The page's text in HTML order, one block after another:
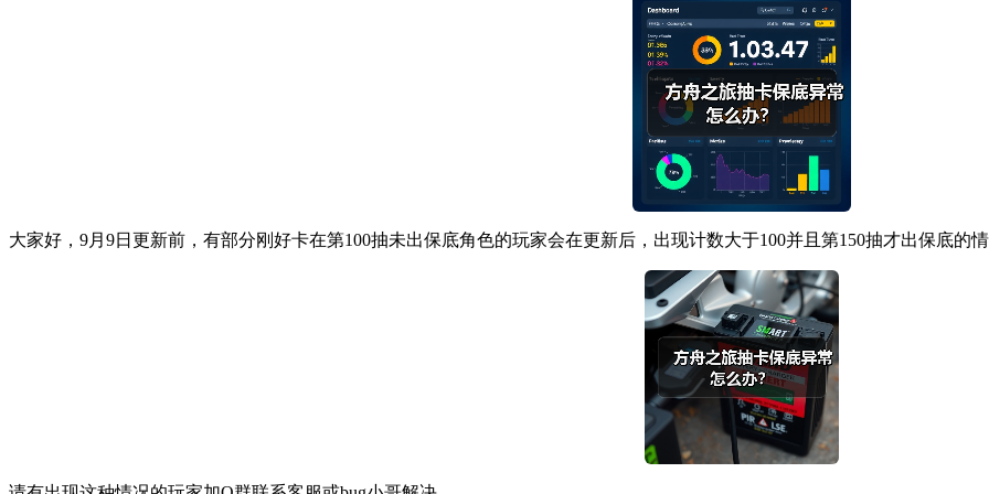
大家好，9月9日更新前，有部分刚好卡在第100抽未出保底角色的玩家会在更新后，出现计数大于100并且第150抽才出保底的